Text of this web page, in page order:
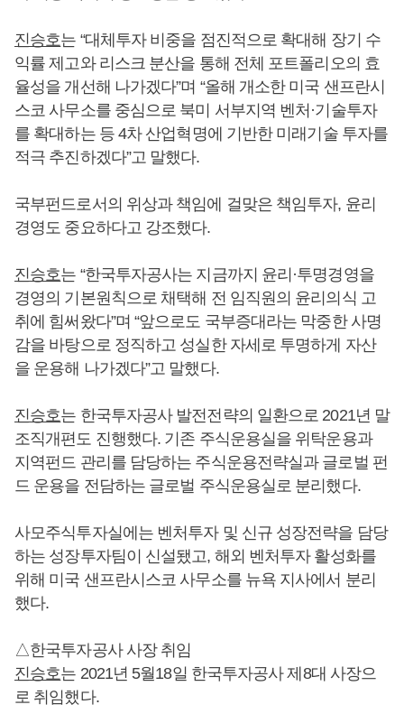
진승호는 “대체투자 비중을 점진적으로 확대해 장기 수
익률 제고와 리스크 분산을 통해 전체 포트폴리오의 효
율성을 개선해 나가겠다”며 “올해 개소한 미국 샌프란시
스코 사무소를 중심으로 북미 서부지역 벤처·기술투자
를 확대하는 등 4차 산업혁명에 기반한 미래기술 투자를
적극 추진하겠다”고 말했다.
국부펀드로서의 위상과 책임에 걸맞은 책임투자, 윤리
경영도 중요하다고 강조했다.
진승호는 “한국투자공사는 지금까지 윤리·투명경영을
경영의 기본원칙으로 채택해 전 임직원의 윤리의식 고
취에 힘써왔다”며 “앞으로도 국부증대라는 막중한 사명
감을 바탕으로 정직하고 성실한 자세로 투명하게 자산
을 운용해 나가겠다”고 말했다.
진승호는 한국투자공사 발전전략의 일환으로 2021년 말
조직개편도 진행했다. 기존 주식운용실을 위탁운용과
지역펀드 관리를 담당하는 주식운용전략실과 글로벌 펀
드 운용을 전담하는 글로벌 주식운용실로 분리했다.
사모주식투자실에는 벤처투자 및 신규 성장전략을 담당
하는 성장투자팀이 신설됐고, 해외 벤처투자 활성화를
위해 미국 샌프란시스코 사무소를 뉴욕 지사에서 분리
했다.
△한국투자공사 사장 취임
진승호는 2021년 5월18일 한국투자공사 제8대 사장으
로 취임했다.